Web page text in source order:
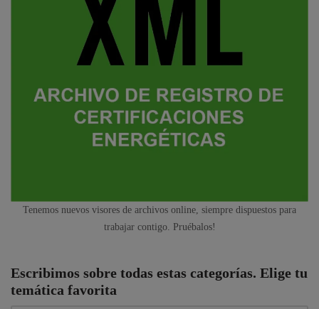
Tenemos nuevos visores de archivos online, siempre dispuestos para
trabajar contigo. Pruébalos!
Escribimos sobre todas estas categorías. Elige tu
temática favorita